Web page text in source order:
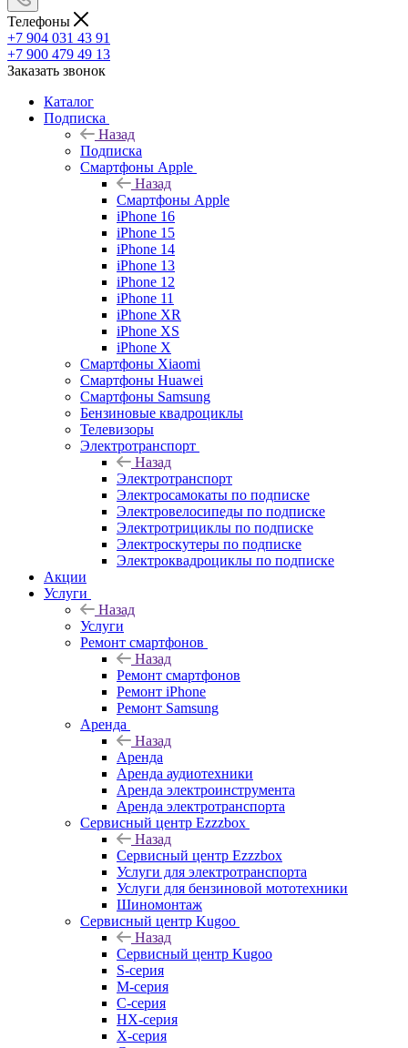
Телефоны
+7 904 031 43 91
+7 900 479 49 13
Заказать звонок
Каталог
Подписка
Назад
Подписка
Смартфоны Apple
Назад
Смартфоны Apple
iPhone 16
iPhone 15
iPhone 14
iPhone 13
iPhone 12
iPhone 11
iPhone XR
iPhone XS
iPhone X
Смартфоны Xiaomi
Смартфоны Huawei
Смартфоны Samsung
Бензиновые квадроциклы
Телевизоры
Электротранспорт
Назад
Электротранспорт
Электросамокаты по подписке
Электровелосипеды по подписке
Электротрициклы по подписке
Электроскутеры по подписке
Электроквадроциклы по подписке
Акции
Услуги
Назад
Услуги
Ремонт смартфонов
Назад
Ремонт смартфонов
Ремонт iPhone
Ремонт Samsung
Аренда
Назад
Аренда
Аренда аудиотехники
Аренда электроинструмента
Аренда электротранспорта
Сервисный центр Ezzzbox
Назад
Сервисный центр Ezzzbox
Услуги для электротранспорта
Услуги для бензиновой мототехники
Шиномонтаж
Сервисный центр Kugoo
Назад
Сервисный центр Kugoo
S-cерия
M-серия
С-серия
HX-серия
X-серия